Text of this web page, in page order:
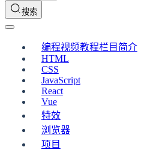
搜索
编程视频教程栏目简介
HTML
CSS
JavaScript
React
Vue
特效
浏览器
项目